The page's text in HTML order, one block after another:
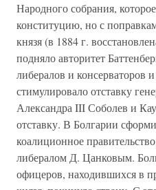
Народного собрания,
конституцию, но с
князя (в 1884 г.
подняло авторитет
либералов и консерваторов
стимулировало отставку
Александра III Соболев и
отставку. В Болгарии
коалиционное
либералом Д. Цанковым.
офицеров, находившихся в